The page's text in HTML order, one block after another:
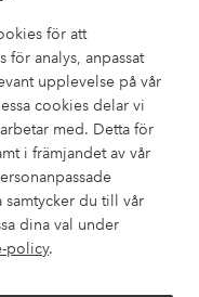
för att
för analys, anpassat
upplevelse på vår
cookies delar vi
med. Detta för
i främjandet av vår
samtycker du till vår
dina val under
policy.
?